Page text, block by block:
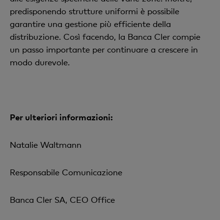
predisponendo strutture uniformi è possibile
garantire una gestione più efficiente della
distribuzione. Così facendo, la Banca Cler compie
un passo importante per continuare a crescere in
modo durevole.
Per ulteriori informazioni:
Natalie Waltmann
Responsabile Comunicazione
Banca Cler SA, CEO Office